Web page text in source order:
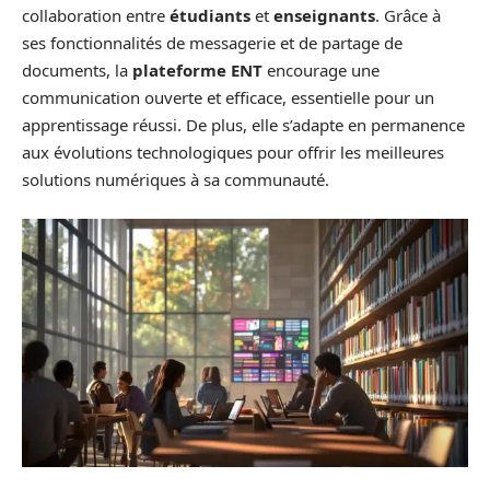
collaboration entre étudiants et enseignants. Grâce à
ses fonctionnalités de messagerie et de partage de
documents, la plateforme ENT encourage une
communication ouverte et efficace, essentielle pour un
apprentissage réussi. De plus, elle s’adapte en permanence
aux évolutions technologiques pour offrir les meilleures
solutions numériques à sa communauté.